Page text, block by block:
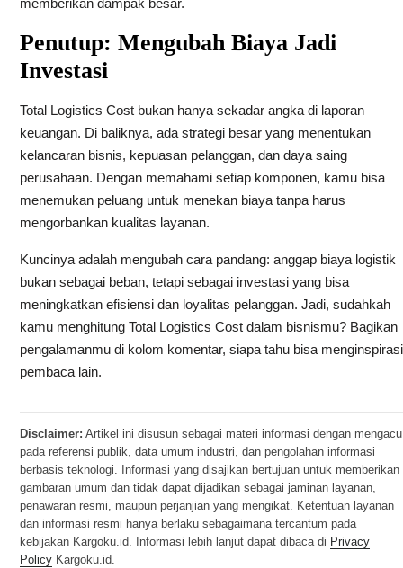
memberikan dampak besar.
Penutup: Mengubah Biaya Jadi
Investasi
Total Logistics Cost bukan hanya sekadar angka di laporan
keuangan. Di baliknya, ada strategi besar yang menentukan
kelancaran bisnis, kepuasan pelanggan, dan daya saing
perusahaan. Dengan memahami setiap komponen, kamu bisa
menemukan peluang untuk menekan biaya tanpa harus
mengorbankan kualitas layanan.
Kuncinya adalah mengubah cara pandang: anggap biaya logistik
bukan sebagai beban, tetapi sebagai investasi yang bisa
meningkatkan efisiensi dan loyalitas pelanggan. Jadi, sudahkah
kamu menghitung Total Logistics Cost dalam bisnismu? Bagikan
pengalamanmu di kolom komentar, siapa tahu bisa menginspirasi
pembaca lain.
Disclaimer: Artikel ini disusun sebagai materi informasi dengan mengacu
pada referensi publik, data umum industri, dan pengolahan informasi
berbasis teknologi. Informasi yang disajikan bertujuan untuk memberikan
gambaran umum dan tidak dapat dijadikan sebagai jaminan layanan,
penawaran resmi, maupun perjanjian yang mengikat. Ketentuan layanan
dan informasi resmi hanya berlaku sebagaimana tercantum pada
kebijakan Kargoku.id. Informasi lebih lanjut dapat dibaca di Privacy
PolicyKargoku.id.